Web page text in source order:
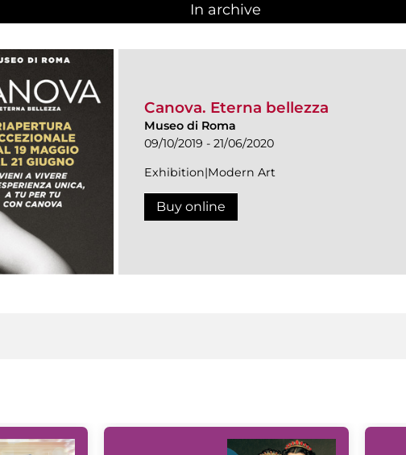
In archive
Canova. Eterna bellezza
Museo di Roma
09/10/2019 - 21/06/2020
Exhibition|Modern Art
Buy online